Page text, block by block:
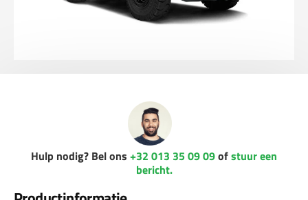
Hulp nodig? Bel ons +32 013 35 09 09ofstuur een
bericht.